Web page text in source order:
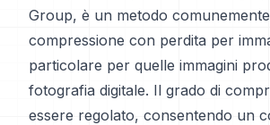
Group, è un metodo
compressione con perdita per
particolare per quelle immagini
fotografia digitale. Il grado di
essere regolato, consentendo un